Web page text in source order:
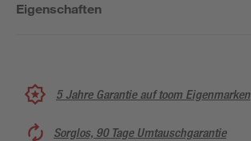
Eigenschaften
5 Jahre Garantie auf toom Eigenmarken
Sorglos, 90 Tage Umtauschgarantie